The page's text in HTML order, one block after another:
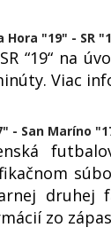
Hora "19" - SR
“19“ na
Viac
- San Maríno
druhej
zo